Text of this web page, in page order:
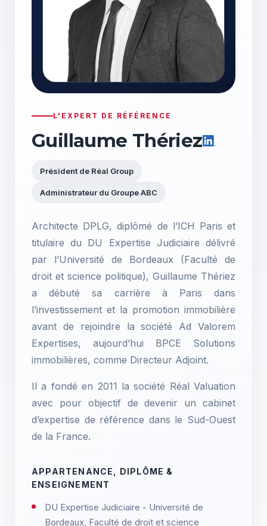
L'EXPERT DE RÉFÉRENCE
Guillaume Thériez
Président de Réal Group
Administrateur du Groupe ABC
Architecte DPLG, diplômé de l’ICH Paris et
titulaire du DU Expertise Judiciaire délivré
par l’Université de Bordeaux (Faculté de
droit et science politique), Guillaume Thériez
a débuté sa carrière à Paris dans
l’investissement et la promotion immobilière
avant de rejoindre la société Ad Valorem
Expertises, aujourd’hui BPCE Solutions
immobilières, comme Directeur Adjoint.
Il a fondé en 2011 la société Réal Valuation
avec pour objectif de devenir un cabinet
d’expertise de référence dans le Sud-Ouest
de la France.
APPARTENANCE, DIPLÔME &
ENSEIGNEMENT
DU Expertise Judiciaire - Université de
Bordeaux, Faculté de droit et science